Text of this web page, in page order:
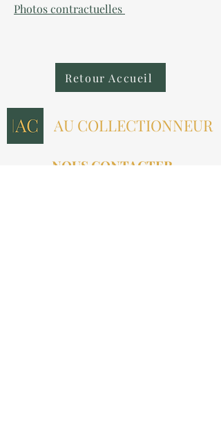
Photos contractuelles
Retour Accueil
AU COLLECTIONNEUR
NOUS CONTACTER